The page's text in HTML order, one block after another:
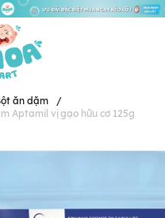
ăn dặm
/
Aptamil vị gạo hữu cơ 125g